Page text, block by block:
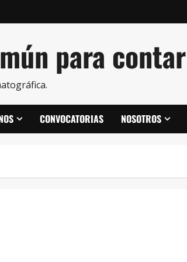
para
CONVOCATORIAS NOSOTROS